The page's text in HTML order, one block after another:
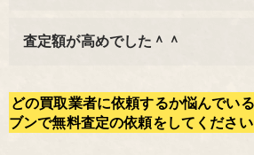
査定額が高めでした＾＾
どの買取業者に依頼するか悩んでい
ブンで無料査定の依頼をしてください